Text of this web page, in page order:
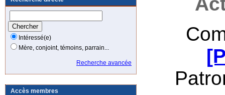
Intéressé(e)
Mère, conjoint, témoins, parrain...
Recherche avancée
Accès membres